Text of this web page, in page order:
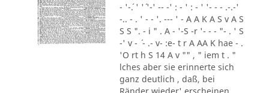
- '-´. ' '´ '-' -- -' : - ' : - ' '- - - .-.-'
-.. - . ' - - '. --- ' - A A K A S v A S
S S ". - i " . A - '-S -r '- - - "- . ' S
-' v - ´ - .- v- :e- t r A AA K hae - .
'O rt h S 14 A v "" , " iem t . "
lches aber sie erinnerte sich
ganz deutlich , daß, bei